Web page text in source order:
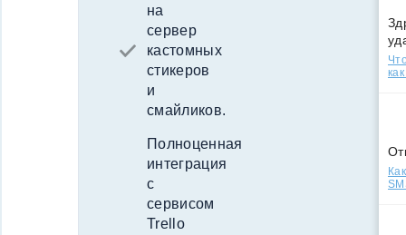
на
сервер
кастомных
стикеров
и
смайликов.
Полноценная
интеграция
с
сервисом
Trello